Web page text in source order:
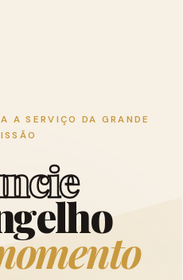
A SERVIÇO DA GRANDE
ncie
gelho
omento